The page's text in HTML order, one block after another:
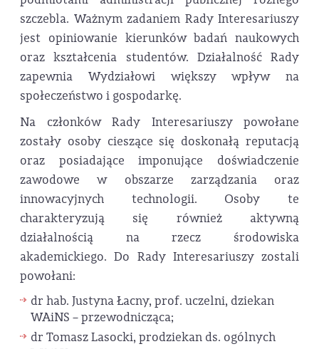
szczebla. Ważnym zadaniem Rady Interesariuszy
jest opiniowanie kierunków badań naukowych
oraz kształcenia studentów. Działalność Rady
zapewnia Wydziałowi większy wpływ na
społeczeństwo i gospodarkę.
Na członków Rady Interesariuszy powołane
zostały osoby cieszące się doskonałą reputacją
oraz posiadające imponujące doświadczenie
zawodowe w obszarze zarządzania oraz
innowacyjnych technologii. Osoby te
charakteryzują się również aktywną
działalnością na rzecz środowiska
akademickiego. Do Rady Interesariuszy zostali
powołani:
dr hab. Justyna Łacny, prof. uczelni, dziekan
WAiNS – przewodnicząca;
dr Tomasz Lasocki, prodziekan ds. ogólnych